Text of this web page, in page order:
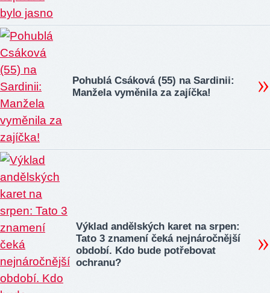
Pohublá Csáková (55) na Sardinii:
Manžela vyměnila za zajíčka!
Výklad andělských karet na srpen:
Tato 3 znamení čeká nejnáročnější
období. Kdo bude potřebovat
ochranu?